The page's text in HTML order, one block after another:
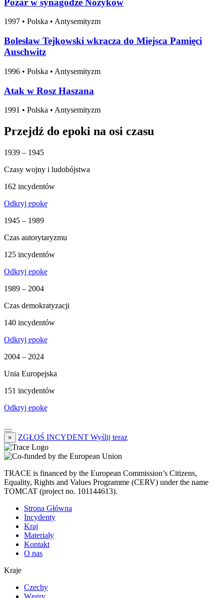
1997 • Polska • Antysemityzm
Bolesław Tejkowski wkracza do Miejsca Pamięci
Auschwitz
1996 • Polska • Antysemityzm
Atak w Rosz Haszana
1991 • Polska • Antysemityzm
Przejdź do epoki na osi czasu
1939 – 1945
Czasy wojny i ludobójstwa
162 incydentów
Odkryj epokę
1945 – 1989
Czas autorytaryzmu
125 incydentów
Odkryj epokę
1989 – 2004
Czas demokratyzacji
140 incydentów
Odkryj epokę
2004 – 2024
Unia Europejska
151 incydentów
Odkryj epokę
× ZGŁOŚ INCYDENT Wyślij teraz
TRACE is financed by the European Commission’s Citizens,
Equality, Rights and Values Programme (CERV) under the name
TOMCAT (project no. 101144613).
Strona Główna
Incydenty
Kraj
Materiały
Kontakt
O nas
Kraje
Czechy